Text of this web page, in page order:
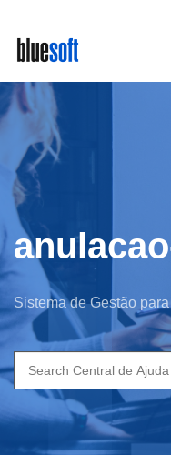
main
content
Sistema de Gestão
Search
for: